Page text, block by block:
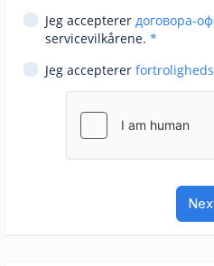
Jeg accepterer договора-
servicevilkårene. *
Jeg accepterer